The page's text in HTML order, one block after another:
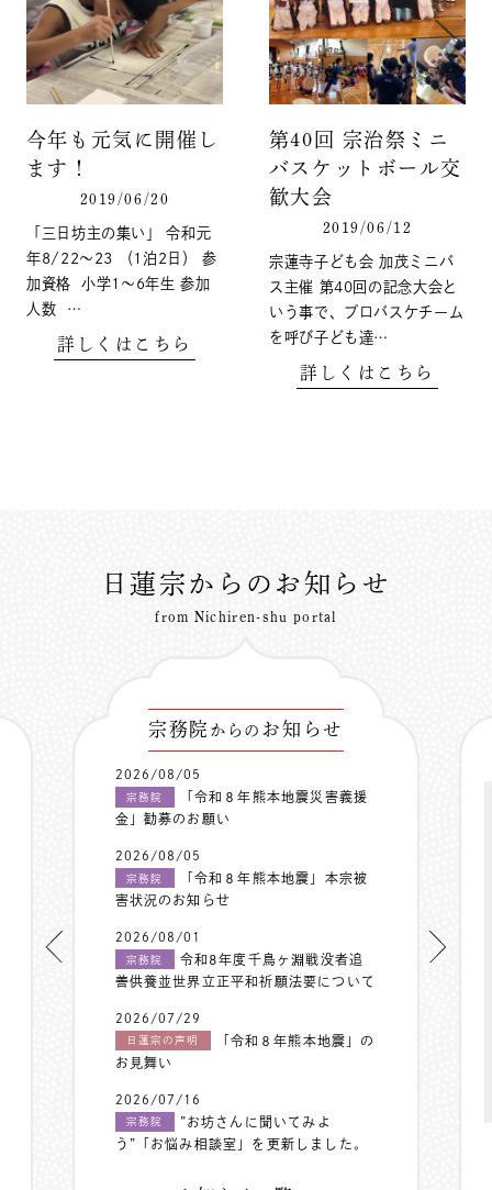
今年も元気に開催し
ます！
2019/06/20
「三日坊主の集い」 令和元
年8/22〜23 （1泊2日） 参
加資格 小学1〜6年生 参加
人数 …
詳しくはこちら
第40回 宗治祭ミニ
バスケットボール交
歓大会
2019/06/12
宗蓮寺子ども会 加茂ミニバ
ス主催 第40回の記念大会と
いう事で、プロバスケチーム
を呼び子ども達…
詳しくはこちら
日蓮宗からのお知らせ
from Nichiren-shu portal
宗務院 からの お知らせ
2026/08/05
宗務院
「令和８年熊本地震災害義援
金」勧募のお願い
2026/08/05
宗務院
「令和８年熊本地震」本宗被
害状況のお知らせ
2026/08/01
宗務院
令和8年度千鳥ヶ淵戦没者追
善供養並世界立正平和祈願法要について
2026/07/29
日蓮宗の声明
「令和８年熊本地震」の
お見舞い
2026/07/16
宗務院
”お坊さんに聞いてみよ
う”「お悩み相談室」を更新しました。